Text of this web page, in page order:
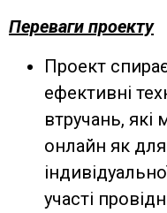
Переваги проекту
Проект
ефективні
втручань, які
онлайн як для
участі